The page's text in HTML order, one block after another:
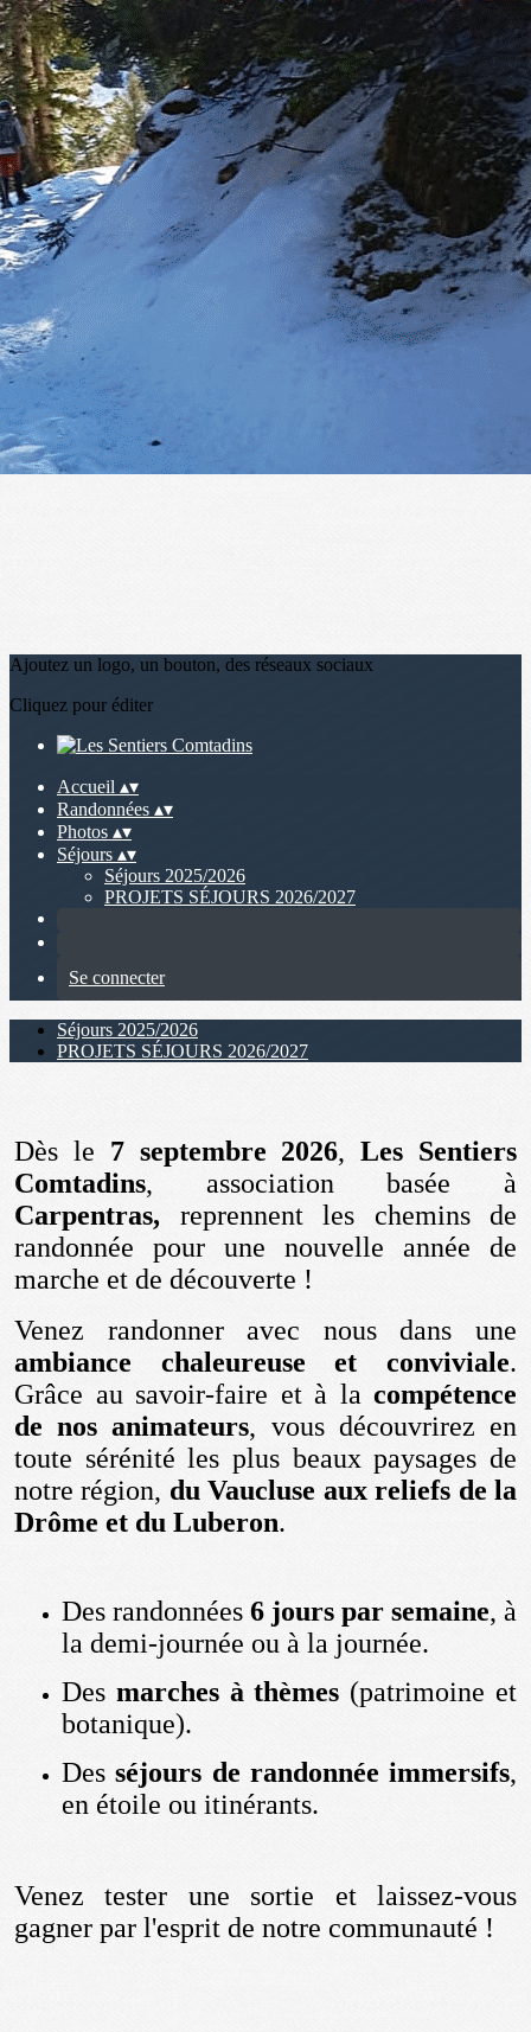
Exporter les lignes sélectionnées
Exporter toutes les colonnes
Exporter uniquement les colonnes affichées
Menu
?>
Images de la page d'accueil
Cliquez pour éditer
Ajoutez un logo, un bouton, des réseaux sociaux
Cliquez pour éditer
Accueil ▴▾
Randonnées ▴▾
Photos ▴▾
Séjours ▴▾
Séjours 2025/2026
PROJETS SÉJOURS 2026/2027
Se connecter
Séjours 2025/2026
PROJETS SÉJOURS 2026/2027
Dès le 7 septembre 2026,Les Sentiers
Comtadins, association basée à
Carpentras, reprennent les chemins de
randonnée pour une nouvelle année de
marche et de découverte !
Venez randonner avec nous dans une
ambiance chaleureuse et conviviale.
Grâce au savoir-faire et à la compétence
de nos animateurs, vous découvrirez en
toute sérénité les plus beaux paysages de
notre région, du Vaucluse aux reliefs de la
Drôme et du Luberon.
Des randonnées 6 jours par semaine, à
la demi-journée ou à la journée.
Des marches à thèmes (patrimoine et
botanique).
Desséjours de randonnée immersifs,
en étoile ou itinérants.
Venez tester une sortie et laissez-vous
gagner par l'esprit de notre communauté !